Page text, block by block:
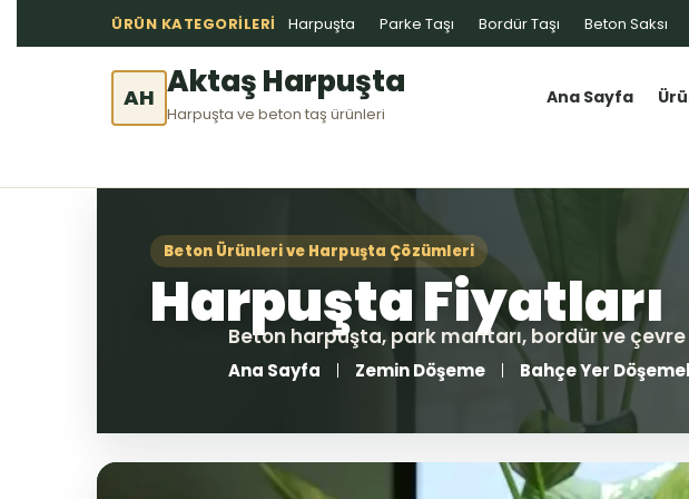
ÜRÜN KATEGORILERI Harpuşta Parke Taşı Bordür Taşı Beton Saksı
AH Aktaş Harpuşta
Harpuşta ve beton taş ürünleri
Ana Sayfa
Ana Sayfa Zemin Döşeme Bahçe Yer